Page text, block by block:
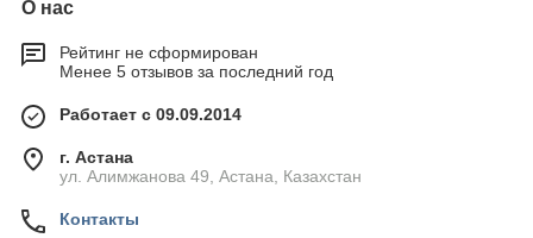
О нас
Рейтинг не сформирован
Менее 5 отзывов за последний год
Работает с 09.09.2014
г. Астана
ул. Алимжанова 49, Астана, Казахстан
Контакты